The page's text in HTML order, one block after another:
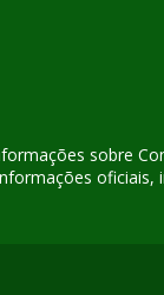
sobre
oficiais,